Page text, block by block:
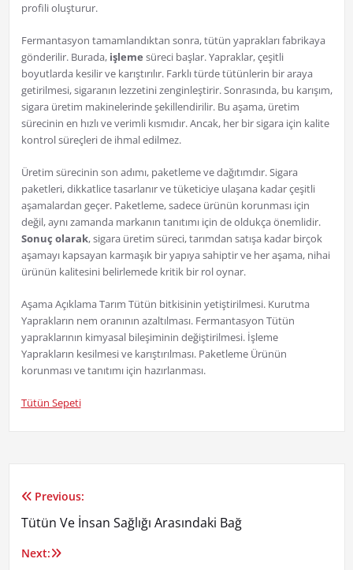
profili oluşturur.
Fermantasyon tamamlandıktan sonra, tütün yaprakları fabrikaya
gönderilir. Burada, işleme süreci başlar. Yapraklar, çeşitli
boyutlarda kesilir ve karıştırılır. Farklı türde tütünlerin bir araya
getirilmesi, sigaranın lezzetini zenginleştirir. Sonrasında, bu karışım,
sigara üretim makinelerinde şekillendirilir. Bu aşama, üretim
sürecinin en hızlı ve verimli kısmıdır. Ancak, her bir sigara için kalite
kontrol süreçleri de ihmal edilmez.
Üretim sürecinin son adımı, paketleme ve dağıtımdır. Sigara
paketleri, dikkatlice tasarlanır ve tüketiciye ulaşana kadar çeşitli
aşamalardan geçer. Paketleme, sadece ürünün korunması için
değil, aynı zamanda markanın tanıtımı için de oldukça önemlidir.
Sonuç olarak, sigara üretim süreci, tarımdan satışa kadar birçok
aşamayı kapsayan karmaşık bir yapıya sahiptir ve her aşama, nihai
ürünün kalitesini belirlemede kritik bir rol oynar.
Aşama Açıklama Tarım Tütün bitkisinin yetiştirilmesi. Kurutma
Yaprakların nem oranının azaltılması. Fermantasyon Tütün
yapraklarının kimyasal bileşiminin değiştirilmesi. İşleme
Yaprakların kesilmesi ve karıştırılması. Paketleme Ürünün
korunması ve tanıtımı için hazırlanması.
Tütün Sepeti
Yazı
gezinmesi
Previous:
Tütün Ve İnsan Sağlığı Arasındaki Bağ
Next: